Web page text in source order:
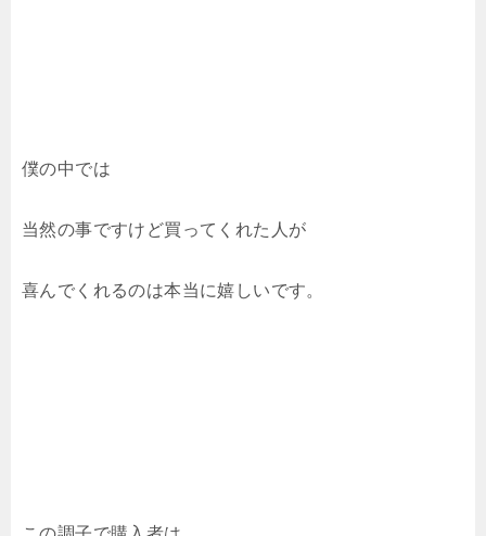
僕の中では
当然の事ですけど買ってくれた人が
喜んでくれるのは本当に嬉しいです。